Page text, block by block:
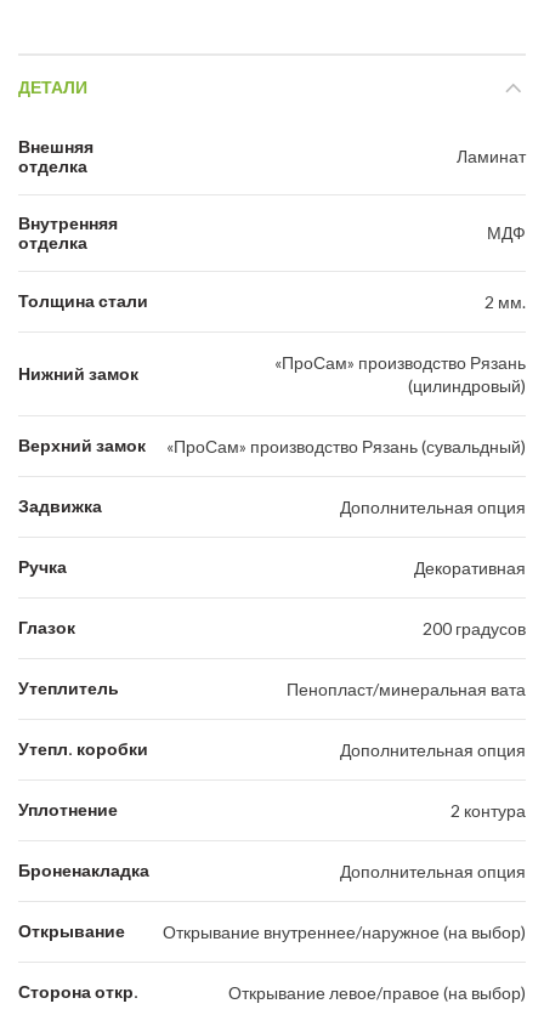
ДЕТАЛИ
Внешняя
отделка
Ламинат
Внутренняя
отделка
МДФ
Толщина стали 2 мм.
Нижний замок
«ПроСам» производство Рязань
(цилиндровый)
Верхний замок «ПроСам» производство Рязань (сувальдный)
Задвижка Дополнительная опция
Ручка Декоративная
Глазок 200 градусов
Утеплитель Пенопласт/минеральная вата
Утепл. коробки Дополнительная опция
Уплотнение 2 контура
Броненакладка Дополнительная опция
Открывание Открывание внутреннее/наружное (на выбор)
Сторона откр. Открывание левое/правое (на выбор)